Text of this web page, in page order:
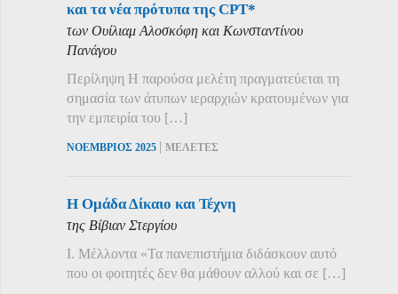
και τα νέα πρότυπα της CPT*
των Ουίλιαμ Αλοσκόφη και Κωνσταντίνου
Πανάγου
Περίληψη Η παρούσα μελέτη πραγματεύεται τη
σημασία των άτυπων ιεραρχιών κρατουμένων για
την εμπειρία του […]
ΝΟΕΜΒΡΙΟΣ 2025 | ΜΕΛΕΤΕΣ
Η Ομάδα Δίκαιο και Τέχνη
της Βίβιαν Στεργίου
Ι. Μέλλοντα «Τα πανεπιστήμια διδάσκουν αυτό
που οι φοιτητές δεν θα μάθουν αλλού και σε […]